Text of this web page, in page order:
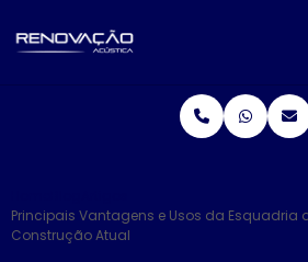
Principais Vantagens e Usos da Esquadria
Construção Atual